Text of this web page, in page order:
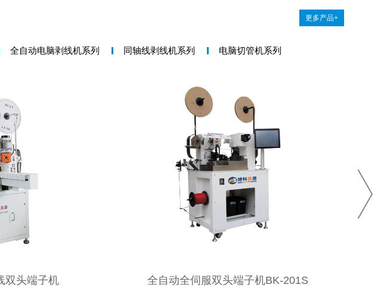
更多产品+
全自动电脑剥线机系列 同轴线剥线机系列 电脑切管机系列
全自动全伺服双头端子机BK-201S 全自动组合线束插壳